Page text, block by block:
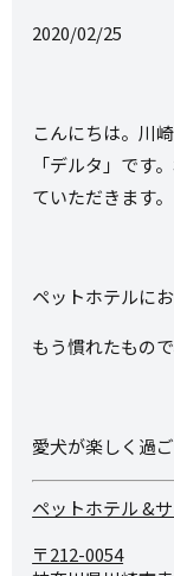
2020/02/25
こんにちは。川
「デルタ」です
ていただきます。
ペットホテルに
もう慣れたもの
愛犬が楽しく過
ペットホテル &
〒212-0054